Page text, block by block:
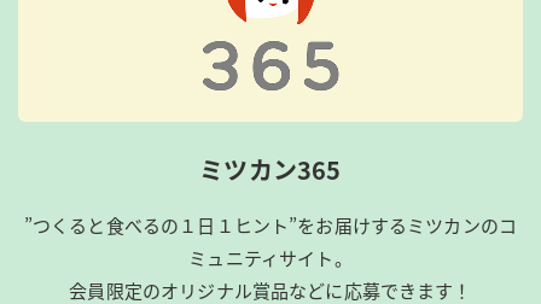
ミツカン365
”つくると食べるの１日１ヒント”をお届けするミツカンのコ
ミュニティサイト。
会員限定のオリジナル賞品などに応募できます！